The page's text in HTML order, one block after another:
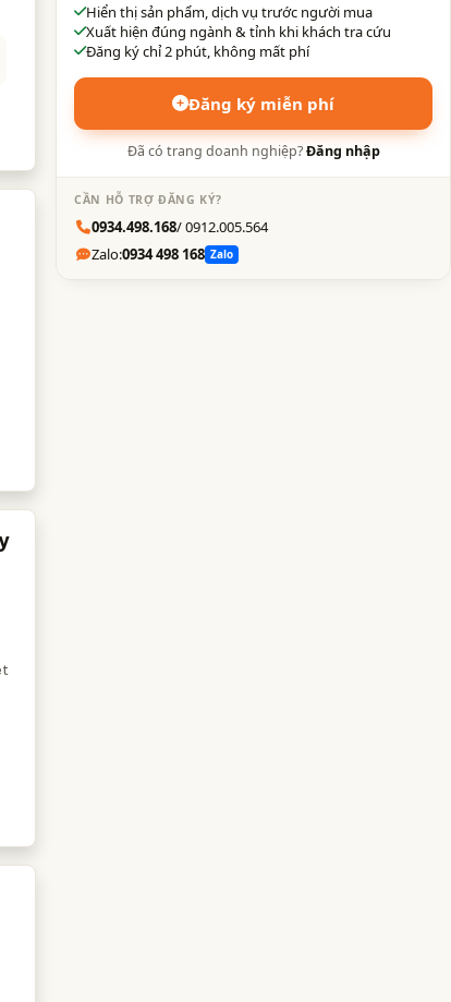
Hiển thị sản phẩm, dịch vụ trước người mua
Xuất hiện đúng ngành & tỉnh khi khách tra cứu
Đăng ký chỉ 2 phút, không mất phí
Đăng ký miễn phí
Đã có trang doanh nghiệp?Đăng nhập
CẦN HỖ TRỢ ĐĂNG KÝ?
0934.498.168/ 0912.005.564
Zalo:0934 498 168 Zalo